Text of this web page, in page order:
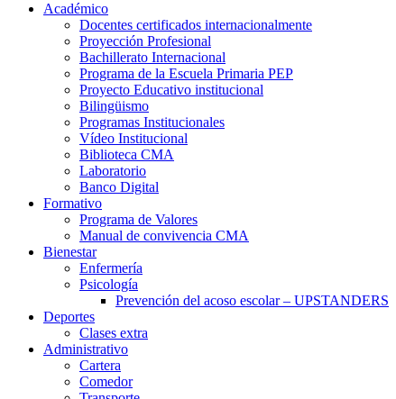
Académico
Docentes certificados internacionalmente
Proyección Profesional
Bachillerato Internacional
Programa de la Escuela Primaria PEP
Proyecto Educativo institucional
Bilingüismo
Programas Institucionales
Vídeo Institucional
Biblioteca CMA
Laboratorio
Banco Digital
Formativo
Programa de Valores
Manual de convivencia CMA
Bienestar
Enfermería
Psicología
Prevención del acoso escolar – UPSTANDERS
Deportes
Clases extra
Administrativo
Cartera
Comedor